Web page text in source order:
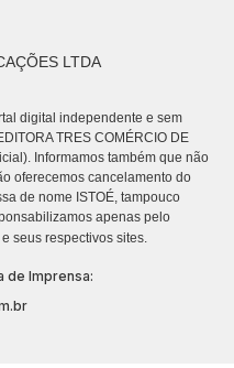
LTDA
digital independente e sem
TRES COMÉRCIO DE
Informamos também que não
oferecemos cancelamento do
de nome ISTOÉ, tampouco
apenas pelo
e seus respectivos sites.
de Imprensa: